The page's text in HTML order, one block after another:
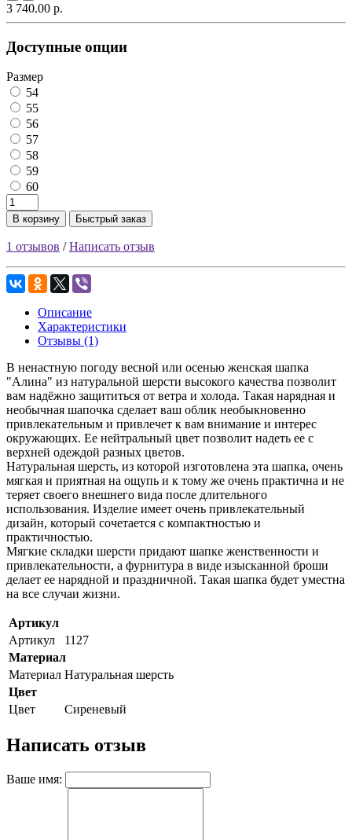
3 740.00 р.
Доступные опции
Размер
54
55
56
57
58
59
60
В корзину Быстрый заказ
1 отзывов /Написать отзыв
Описание
Характеристики
Отзывы (1)
В ненастную погоду весной или осенью женская шапка
"Алина" из натуральной шерсти высокого качества позволит
вам надёжно защититься от ветра и холода. Такая нарядная и
необычная шапочка сделает ваш облик необыкновенно
привлекательным и привлечет к вам внимание и интерес
окружающих. Ее нейтральный цвет позволит надеть ее с
верхней одеждой разных цветов.
Натуральная шерсть, из которой изготовлена эта шапка, очень
мягкая и приятная на ощупь и к тому же очень практична и не
теряет своего внешнего вида после длительного
использования. Изделие имеет очень привлекательный
дизайн, который сочетается с компактностью и
практичностью.
Мягкие складки шерсти придают шапке женственности и
привлекательности, а фурнитура в виде изысканной броши
делает ее нарядной и праздничной. Такая шапка будет уместна
на все случаи жизни.
Артикул
Артикул
1127
Материал
Материал Натуральная шерсть
Цвет
Цвет
Сиреневый
Написать отзыв
Ваше имя: